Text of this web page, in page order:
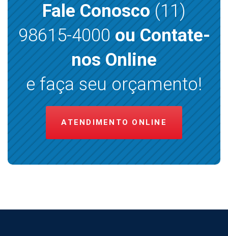
Fale Conosco(11)
98615-4000ou Contate-
nos Online
e faça seu orçamento!
ATENDIMENTO ONLINE